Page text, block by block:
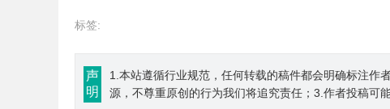
标签:
声
明
1.本站遵循行业规范，任何转载的稿件都会明确标注作
源，不尊重原创的行为我们将追究责任；3.作者投稿可